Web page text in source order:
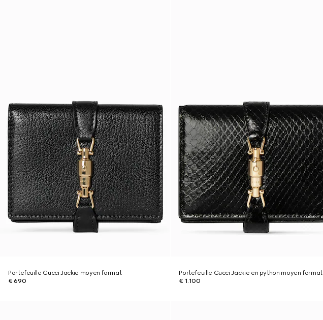
Portefeuille Gucci Jackie moyen format
€ 690
Portefeuille Gucci Jackie en python moyen format
€ 1.100